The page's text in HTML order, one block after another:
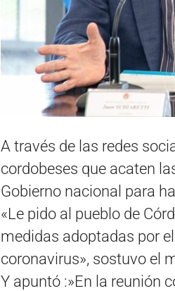
A través de las redes
cordobeses que acaten
Gobierno nacional para
«Le pido al pueblo de
medidas adoptadas por
coronavirus», sostuvo el
Y apuntó :»En la reunión